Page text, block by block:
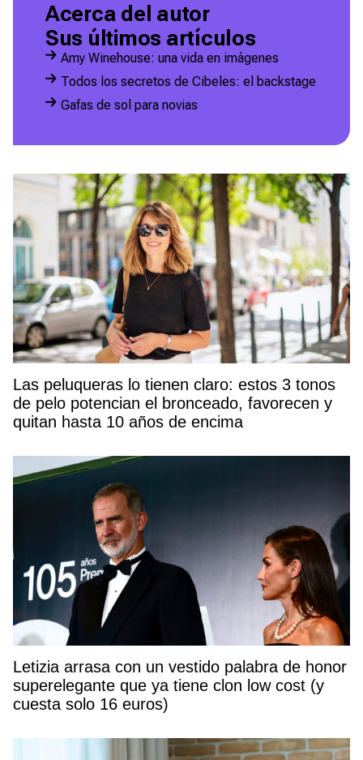
Acerca del autor
Sus últimos artículos
Amy Winehouse: una vida en imágenes
Todos los secretos de Cibeles: el backstage
Gafas de sol para novias
Las peluqueras lo tienen claro: estos 3 tonos
de pelo potencian el bronceado, favorecen y
quitan hasta 10 años de encima
Letizia arrasa con un vestido palabra de honor
superelegante que ya tiene clon low cost (y
cuesta solo 16 euros)